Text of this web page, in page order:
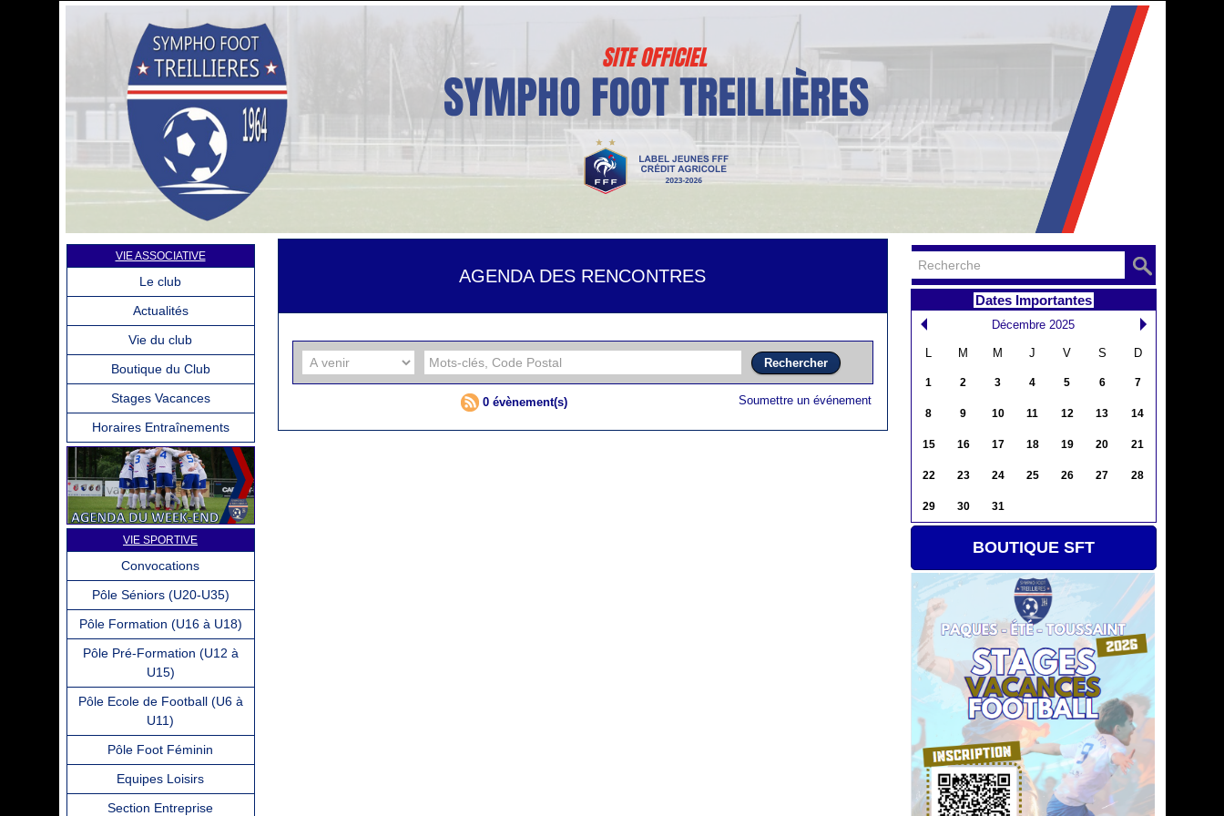
VIE ASSOCIATIVE
Le club
Actualités
Vie du club
Boutique du Club
Stages Vacances
Horaires Entraînements
VIE SPORTIVE
Convocations
Pôle Séniors (U20-U35)
Pôle Formation (U16 à U18)
Pôle Pré-Formation (U12 à
U15)
Pôle Ecole de Football (U6 à
U11)
Pôle Foot Féminin
Equipes Loisirs
Section Entreprise
AGENDA DES RENCONTRES
0 évènement(s) Soumettre un événement
Dates Importantes
Décembre 2025
L M M J V S D
1 2 3 4 5 6 7
8 9 10 11 12 13 14
15 16 17 18 19 20 21
22 23 24 25 26 27 28
29 30 31
BOUTIQUE SFT